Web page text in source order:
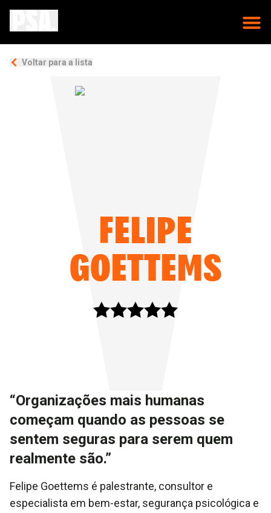
Voltar para a lista
FELIPE
GOETTEMS
“Organizações mais humanas
começam quando as pessoas se
sentem seguras para serem quem
realmente são.”
Felipe Goettems é palestrante, consultor e
especialista em bem-estar, segurança psicológica e